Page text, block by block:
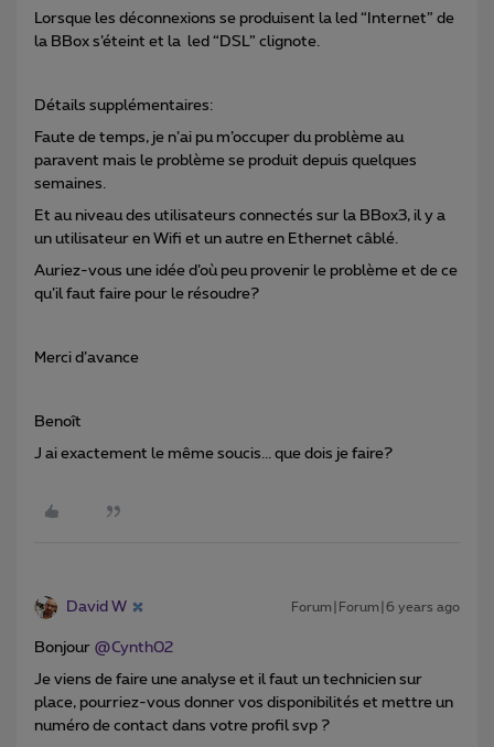
Lorsque les déconnexions se produisent la led “Internet” de
la BBox s’éteint et la led “DSL” clignote.
Détails supplémentaires:
Faute de temps, je n’ai pu m’occuper du problème au
paravent mais le problème se produit depuis quelques
semaines.
Et au niveau des utilisateurs connectés sur la BBox3, il y a
un utilisateur en Wifi et un autre en Ethernet câblé.
Auriez-vous une idée d’où peu provenir le problème et de ce
qu’il faut faire pour le résoudre?
Merci d’avance
Benoît
J ai exactement le même soucis... que dois je faire?
David W Forum|Forum|6 years ago
Bonjour @Cynth02
Je viens de faire une analyse et il faut un technicien sur
place, pourriez-vous donner vos disponibilités et mettre un
numéro de contact dans votre profil svp ?